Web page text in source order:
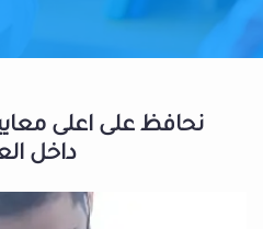
نحافظ على اعلى
داخل